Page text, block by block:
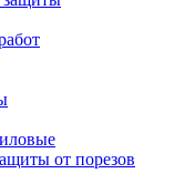
от порезов